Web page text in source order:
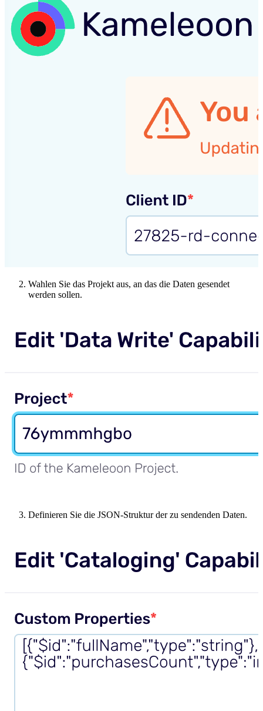
Wahlen Sie das Projekt aus, an das die Daten gesendet
werden sollen.
Definieren Sie die JSON-Struktur der zu sendenden Daten.